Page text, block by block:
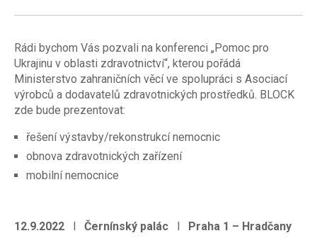
Rádi bychom Vás pozvali na konferenci „Pomoc pro
Ukrajinu v oblasti zdravotnictví“, kterou pořádá
Ministerstvo zahraničních věcí ve spolupráci s Asociací
výrobců a dodavatelů zdravotnických prostředků. BLOCK
zde bude prezentovat:
řešení výstavby/rekonstrukcí nemocnic
obnova zdravotnických zařízení
mobilní nemocnice
12.9.2022 Černínský palác Praha 1 – Hradčany